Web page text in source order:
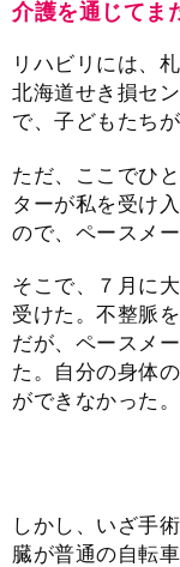
介護を通じてま
リハビリには、
北海道せき損セ
で、子どもたち
ただ、ここでひ
ターが私を受け
ので、ペースメ
そこで、７月に
受けた。不整脈
だが、ペースメ
た。自分の身体
ができなかった。
しかし、いざ手
臓が普通の自転